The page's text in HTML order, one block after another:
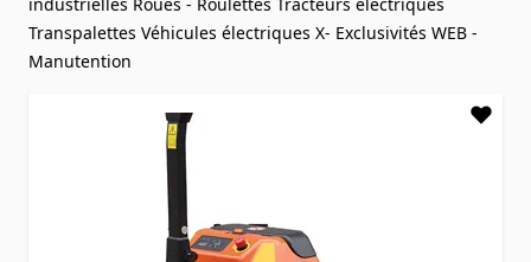
Transpalettes Véhicules électriques X- Exclusivités WEB -
Manutention